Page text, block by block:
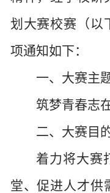
划大赛校赛（以
项通知如下：
一、大赛主
筑梦青春志
二、大赛目
着力将大赛
堂、促进人才供